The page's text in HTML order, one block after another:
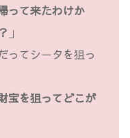
って来たわけか
」
ってシータを狙っ
宝を狙ってどこが